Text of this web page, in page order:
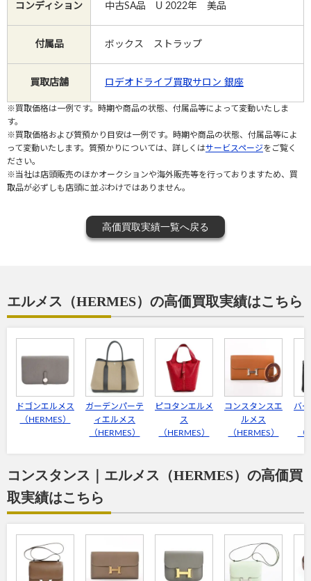
コンディション 中古SA品 U 2022年 美品
付属品 ボックス ストラップ
買取店舗 ロデオドライブ買取サロン 銀座
※買取価格は一例です。時期や商品の状態、付属品等によって変動いたしま
す。
※買取価格および質預かり目安は一例です。時期や商品の状態、付属品等によ
って変動いたします。質預かりについては、詳しくはサービスページをご覧く
ださい。
※当社は店頭販売のほかオークションや海外販売等を行っておりますため、買
取品が必ずしも店頭に並ぶわけではありません。
高価買取実績一覧へ戻る
エルメス（HERMES）の高価買取実績はこちら
ドゴンエルメス
（HERMES）
ガーデンパーテ
ィエルメス
（HERMES）
ピコタンエルメ
ス
（HERMES）
コンスタンスエ
ルメス
（HERMES）
バ
（
コンスタンス｜エルメス（HERMES）の高価買
取実績はこちら